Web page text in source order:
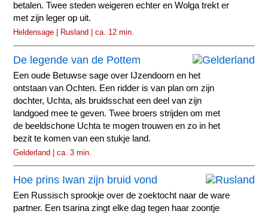
betalen. Twee steden weigeren echter en Wolga trekt er
met zijn leger op uit.
Heldensage | Rusland | ca. 12 min.
De legende van de Pottem
Een oude Betuwse sage over IJzendoorn en het
ontstaan van Ochten. Een ridder is van plan om zijn
dochter, Uchta, als bruidsschat een deel van zijn
landgoed mee te geven. Twee broers strijden om met
de beeldschone Uchta te mogen trouwen en zo in het
bezit te komen van een stukje land.
Gelderland | ca. 3 min.
Hoe prins Iwan zijn bruid vond
Een Russisch sprookje over de zoektocht naar de ware
partner. Een tsarina zingt elke dag tegen haar zoontje